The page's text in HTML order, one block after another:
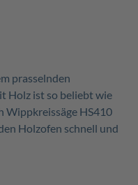
prasselnden
Holz ist so beliebt wie
Wippkreissäge HS410
Holzofen schnell und